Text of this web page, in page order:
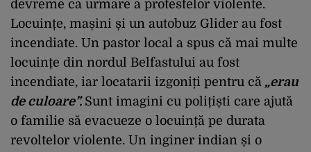
devreme ca urmare a protestelor violente.
Locuințe, mașini și un autobuz Glider au fost
incendiate. Un pastor local a spus că mai multe
locuințe din nordul Belfastului au fost
incendiate, iar locatarii izgoniți pentru că „erau
de culoare”. Sunt imagini cu polițiști care ajută
o familie să evacueze o locuință pe durata
revoltelor violente. Un inginer indian și o